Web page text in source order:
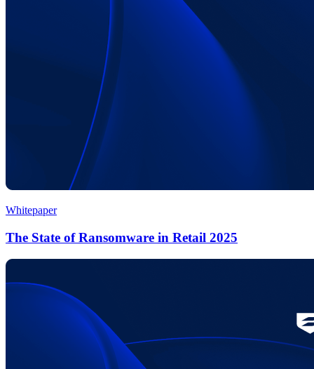
Whitepaper
The State of Ransomware in Retail 2025